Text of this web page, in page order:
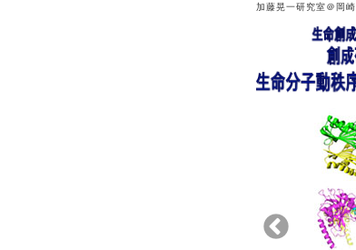
加藤晃一研究室＠岡崎